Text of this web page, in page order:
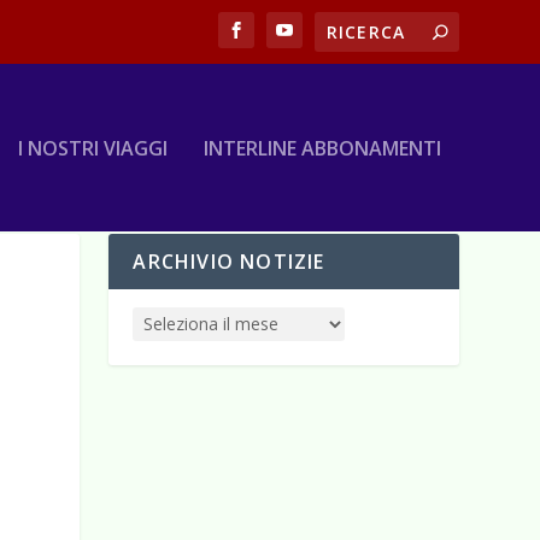
I NOSTRI VIAGGI INTERLINE ABBONAMENTI
ARCHIVIO NOTIZIE